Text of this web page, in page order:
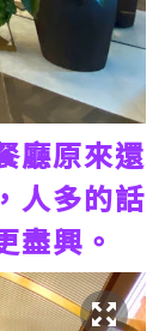
廳原來還
人多的話
盡興。